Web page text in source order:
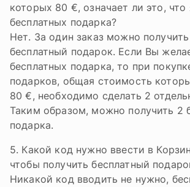
которых 80 €, означает ли это, что
бесплатных подарка?
Нет. За один заказ можно
бесплатный подарок. Если Вы
бесплатных подарка, то при
подарков, общая стоимость
80 €, необходимо сделать 2
Таким образом, можно получить 2
подарка.
5. Какой код нужно ввести в
чтобы получить бесплатный
Никакой код вводить не нужно,